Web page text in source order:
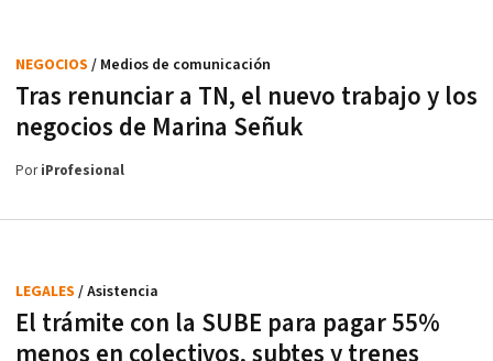
Tras renunciar a TN, el nuevo trabajo y los
negocios de Marina Señuk
NEGOCIOS / Medios de comunicación
PoriProfesional
El trámite con la SUBE para pagar 55%
menos en colectivos, subtes y trenes
LEGALES / Asistencia